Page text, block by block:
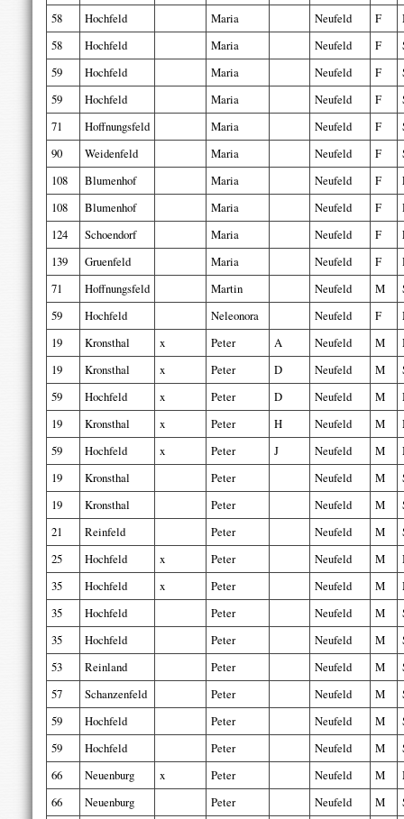
58
Hochfeld Maria Neufeld F
58
Hochfeld Maria Neufeld F
59
Hochfeld Maria Neufeld F
59
Hochfeld Maria Neufeld F
71
Hoffnungsfeld Maria Neufeld F
90
Weidenfeld Maria Neufeld F
108
Blumenhof Maria Neufeld F
108
Blumenhof Maria Neufeld F
124
Schoendorf Maria Neufeld F
139
Gruenfeld Maria Neufeld F
71
Hoffnungsfeld Martin Neufeld M
59
Hochfeld Neleonora Neufeld F
19
Kronsthal x Peter A Neufeld M
19
Kronsthal x Peter D Neufeld M
59
Hochfeld x Peter D Neufeld M
19
Kronsthal x Peter H Neufeld M
59
Hochfeld x Peter J Neufeld M
19
Kronsthal Peter Neufeld M
19
Kronsthal Peter Neufeld M
21
Reinfeld Peter Neufeld M
25
Hochfeld x Peter Neufeld M
35
Hochfeld x Peter Neufeld M
35
Hochfeld Peter Neufeld M
35
Hochfeld Peter Neufeld M
53
Reinland Peter Neufeld M
57
Schanzenfeld Peter Neufeld M
59
Hochfeld Peter Neufeld M
59
Hochfeld Peter Neufeld M
66
Neuenburg x Peter Neufeld M
66
Neuenburg Peter Neufeld M